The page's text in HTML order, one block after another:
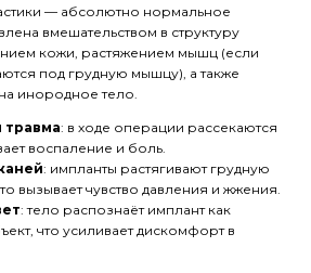
— абсолютно нормальное
вмешательством в структуру
кожи, растяжением мышц (если
под грудную мышцу), а также
инородное тело.
травма: в ходе операции рассекаются
воспаление и боль.
: импланты растягивают грудную
вызывает чувство давления и жжения.
: тело распознаёт имплант как
что усиливает дискомфорт в